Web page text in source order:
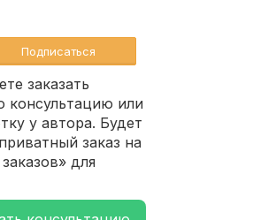
Подписаться
заказать
консультацию или
у автора. Будет
заказ на
для